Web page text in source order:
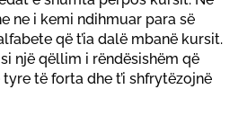
ne i kemi ndihmuar para së
që t’ia dalë mbanë kursit.
një qëllim i rëndësishëm që
të forta dhe t’i shfrytëzojnë